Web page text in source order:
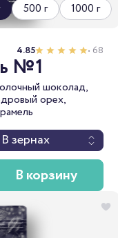
500 г 1000 г
4.85 • 68
№1
шоколад,
орех,
В зернах
В корзину